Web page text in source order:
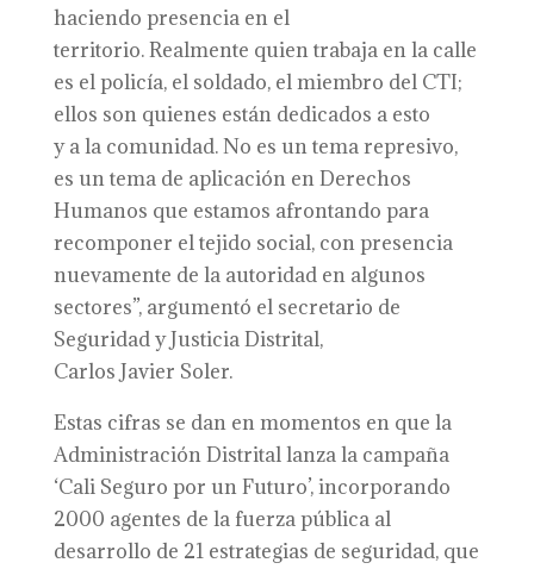
haciendo presencia en el
territorio. Realmente quien trabaja en la calle
es el policía, el soldado, el miembro del CTI;
ellos son quienes están dedicados a esto
y a la comunidad. No es un tema represivo,
es un tema de aplicación en Derechos
Humanos que estamos afrontando para
recomponer el tejido social, con presencia
nuevamente de la autoridad en algunos
sectores”, argumentó el secretario de
Seguridad y Justicia Distrital,
Carlos Javier Soler.
Estas cifras se dan en momentos en que la
Administración Distrital lanza la campaña
‘Cali Seguro por un Futuro’, incorporando
2000 agentes de la fuerza pública al
desarrollo de 21 estrategias de seguridad, que